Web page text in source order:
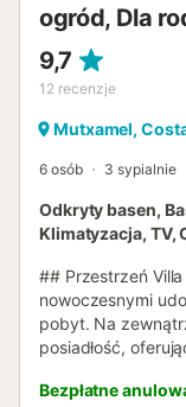
ogród, Dla
9,7
12 recenzje
Mutxamel,
6 osób 3 sypialnie
Odkryty basen,
Klimatyzacja, TV,
## Przestrzeń
nowoczesnymi
pobyt. Na
posiadłość,
jadalnię i grill.
Bezpłatne